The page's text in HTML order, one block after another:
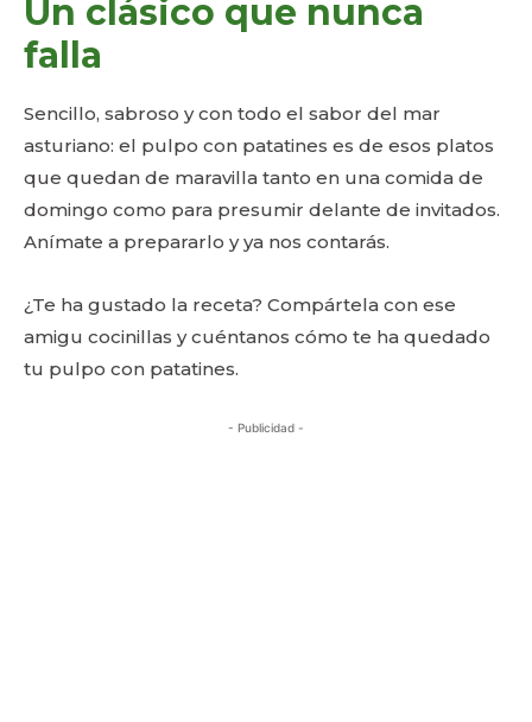
Un clásico que nunca
falla
Sencillo, sabroso y con todo el sabor del mar
asturiano: el pulpo con patatines es de esos platos
que quedan de maravilla tanto en una comida de
domingo como para presumir delante de invitados.
Anímate a prepararlo y ya nos contarás.
¿Te ha gustado la receta? Compártela con ese
amigu cocinillas y cuéntanos cómo te ha quedado
tu pulpo con patatines.
- Publicidad -